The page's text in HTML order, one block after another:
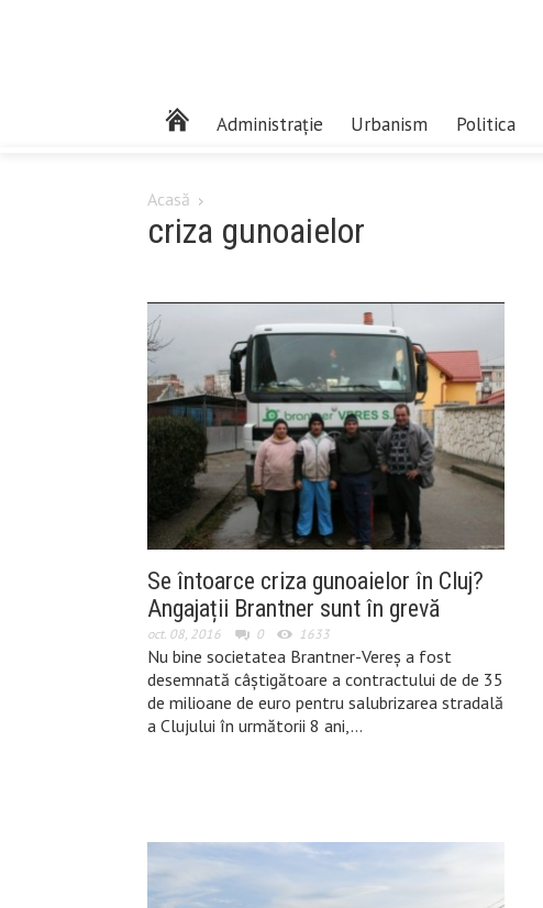
Administrație Urbanism Politica
Acasă
criza gunoaielor
Se întoarce criza gunoaielor în Cluj?
Angajații Brantner sunt în grevă
oct. 08, 2016 0 1633
Nu bine societatea Brantner-Vereș a fost
desemnată câștigătoare a contractului de de 35
de milioane de euro pentru salubrizarea stradală
a Clujului în următorii 8 ani,…